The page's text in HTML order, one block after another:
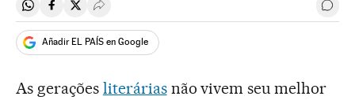
Compartir en Whatsapp
Compartir en Facebook
Compartir en Twitter
Desplegar Redes Sociales
Añadir EL PAÍS en Google
As gerações literáriasnão vivem seu melhor